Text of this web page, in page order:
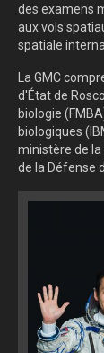
des examens
aux vols
spatiale
La GMC
d'État de
biologie
biologiques
ministère de la
de la Défense